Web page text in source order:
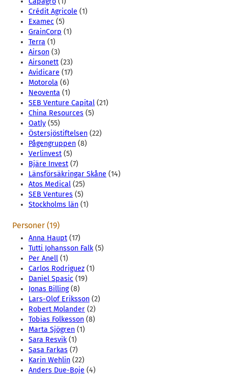
Crédit Agricole (1)
Examec (5)
GrainCorp (1)
Terra (1)
Airson (3)
Airsonett (23)
Avidicare (17)
Motorola (6)
Neoventa (1)
SEB Venture Capital (21)
China Resources (5)
Oatly (55)
Östersjöstiftelsen (22)
Pågengruppen (8)
Verlinvest (5)
Bjäre Invest (7)
Länsförsäkringar Skåne (14)
Atos Medical (25)
SEB Ventures (5)
Stockholms län (1)
Personer (19)
Anna Haupt (17)
Tutti Johansson Falk(5)
Per Anell (1)
Carlos Rodriguez (1)
Daniel Spasic (19)
Jonas Billing(8)
Lars-Olof Eriksson (2)
Robert Molander (2)
Tobias Folkesson (8)
Marta Sjögren (1)
Sara Resvik(1)
Sasa Farkas (7)
Karin Wehlin (22)
Anders Due-Boje (4)